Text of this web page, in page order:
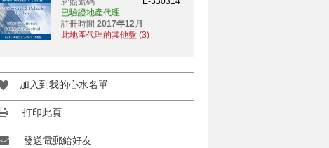
已驗證地產代理
註冊時間 2017年12月
此地產代理的其他盤 (3)
加入到我的心水名單
打印此頁
發送電郵給好友